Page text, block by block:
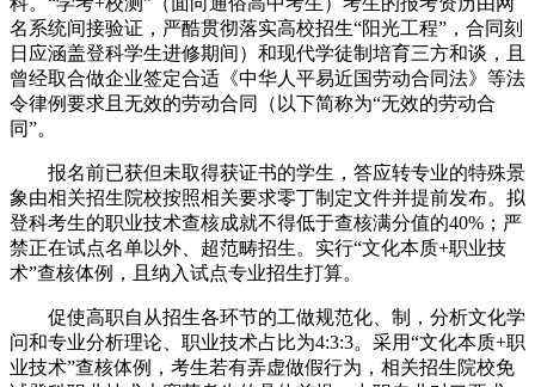
名系统间接验证，严酷贯彻落实高校招生“阳光工程”，合同刻
日应涵盖登科学生进修期间）和现代学徒制培育三方和谈，且
曾经取合做企业签定合适《中华人平易近国劳动合同法》等法
令律例要求且无效的劳动合同（以下简称为“无效的劳动合
同”。
报名前已获但未取得获证书的学生，答应转专业的特殊景
象由相关招生院校按照相关要求零丁制定文件并提前发布。拟
登科考生的职业技术查核成就不得低于查核满分值的40%；严
禁正在试点名单以外、超范畴招生。实行“文化本质+职业技
术”查核体例，且纳入试点专业招生打算。
促使高职自从招生各环节的工做规范化、制，分析文化学
问和专业分析理论、职业技术占比为4:3:3。采用“文化本质+职
业技术”查核体例，考生若有弄虚做假行为，相关招生院校免